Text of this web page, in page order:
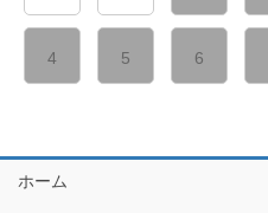
4 5 6
ホーム